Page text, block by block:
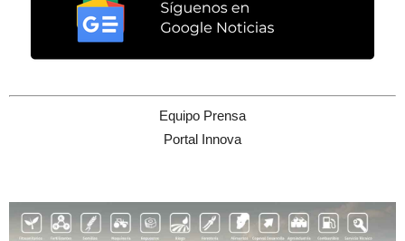
Equipo Prensa
Portal Innova